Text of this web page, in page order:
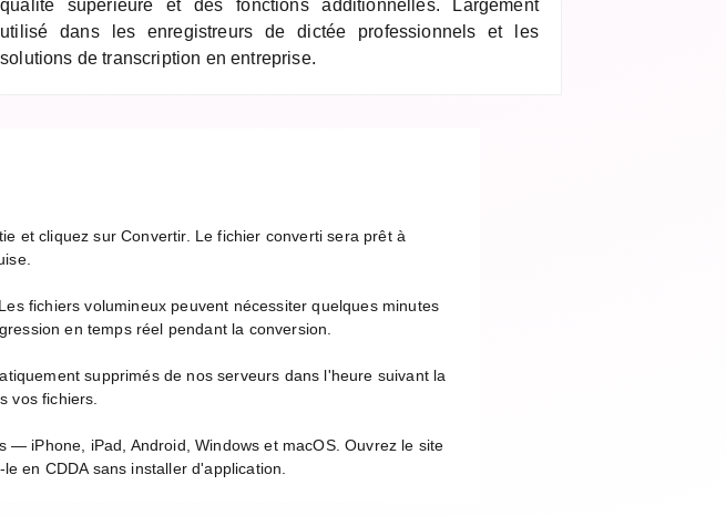
qualité supérieure et des fonctions additionnelles. Largement
utilisé dans les enregistreurs de dictée professionnels et les
solutions de transcription en entreprise.
et cliquez sur Convertir. Le fichier converti sera prêt à
fichiers volumineux peuvent nécessiter quelques minutes
en temps réel pendant la conversion.
supprimés de nos serveurs dans l'heure suivant la
vos fichiers.
iPhone, iPad, Android, Windows et macOS. Ouvrez le site
en CDDA sans installer d'application.